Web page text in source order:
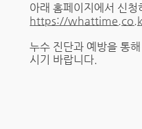
아래 홈페이지에서 신청
https://
누수 진단과 예방을 통
시기 바랍니다.